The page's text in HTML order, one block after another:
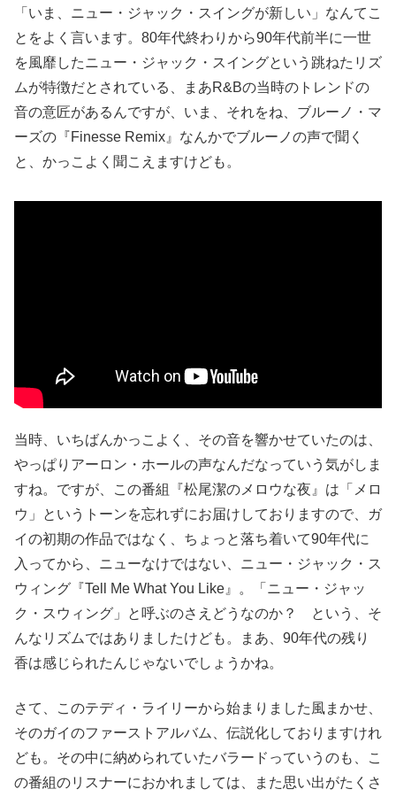
「いま、ニュー・ジャック・スイングが新しい」なんてこ
とをよく言います。80年代終わりから90年代前半に一世
を風靡したニュー・ジャック・スイングという跳ねたリズ
ムが特徴だとされている、まあR&Bの当時のトレンドの
音の意匠があるんですが、いま、それをね、ブルーノ・マ
ーズの『Finesse Remix』なんかでブルーノの声で聞く
と、かっこよく聞こえますけども。
当時、いちばんかっこよく、その音を響かせていたのは、
やっぱりアーロン・ホールの声なんだなっていう気がしま
すね。ですが、この番組『松尾潔のメロウな夜』は「メロ
ウ」というトーンを忘れずにお届けしておりますので、ガ
イの初期の作品ではなく、ちょっと落ち着いて90年代に
入ってから、ニューなけではない、ニュー・ジャック・ス
ウィング『Tell Me What You Like』。「ニュー・ジャッ
ク・スウィング」と呼ぶのさえどうなのか？ という、そ
んなリズムではありましたけども。まあ、90年代の残り
香は感じられたんじゃないでしょうかね。
さて、このテディ・ライリーから始まりました風まかせ、
そのガイのファーストアルバム、伝説化しておりますけれ
ども。その中に納められていたバラードっていうのも、こ
の番組のリスナーにおかれましては、また思い出がたくさ